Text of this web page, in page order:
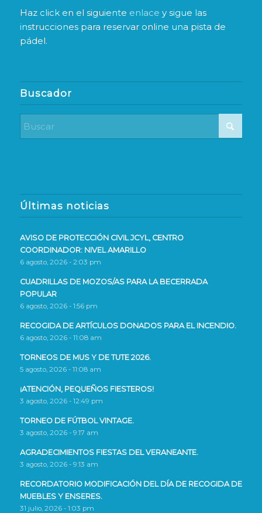
Haz click en el siguiente enlace y sigue las
instrucciones para reservar online una pista de
pádel.
Buscador
Últimas noticias
AVISO DE PROTECCIÓN CIVIL JCYL, CENTRO
COORDINADOR: NIVEL AMARILLO
6 agosto, 2026 - 2:03 pm
CUADRILLAS DE MOZOS/AS PARA LA BECERRADA
POPULAR
6 agosto, 2026 - 1:56 pm
RECOGIDA DE ARTÍCULOS DONADOS PARA EL INCENDIO.
6 agosto, 2026 - 11:08 am
TORNEOS DE MUS Y DE TUTE 2026.
5 agosto, 2026 - 11:08 am
¡ATENCIÓN, PEQUEÑOS FIESTEROS!
3 agosto, 2026 - 12:49 pm
TORNEO DE FÚTBOL VINTAGE.
3 agosto, 2026 - 9:17 am
AGRADECIMIENTOS FIESTAS DEL VERANEANTE.
3 agosto, 2026 - 9:13 am
RECORDATORIO MODIFICACIÓN DEL DÍA DE RECOGIDA DE
MUEBLES Y ENSERES.
31 julio, 2026 - 1:03 pm